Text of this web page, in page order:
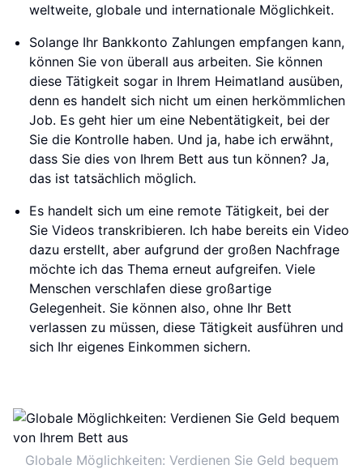
weltweite, globale und internationale Möglichkeit.
Solange Ihr Bankkonto Zahlungen empfangen kann,
können Sie von überall aus arbeiten. Sie können
diese Tätigkeit sogar in Ihrem Heimatland ausüben,
denn es handelt sich nicht um einen herkömmlichen
Job. Es geht hier um eine Nebentätigkeit, bei der
Sie die Kontrolle haben. Und ja, habe ich erwähnt,
dass Sie dies von Ihrem Bett aus tun können? Ja,
das ist tatsächlich möglich.
Es handelt sich um eine remote Tätigkeit, bei der
Sie Videos transkribieren. Ich habe bereits ein Video
dazu erstellt, aber aufgrund der großen Nachfrage
möchte ich das Thema erneut aufgreifen. Viele
Menschen verschlafen diese großartige
Gelegenheit. Sie können also, ohne Ihr Bett
verlassen zu müssen, diese Tätigkeit ausführen und
sich Ihr eigenes Einkommen sichern.
Globale Möglichkeiten: Verdienen Sie Geld bequem